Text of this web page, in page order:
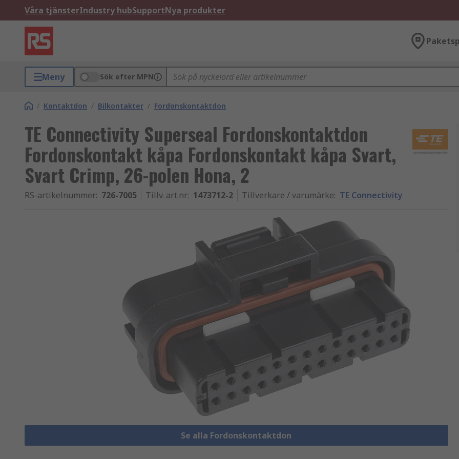
Våra tjänsterIndustry hubSupportNya produkter
Meny Sök efter MPN
/ Kontaktdon / Bilkontakter / Fordonskontaktdon
TE Connectivity Superseal Fordonskontaktdon
Fordonskontakt kåpa Fordonskontakt kåpa Svart,
Svart Crimp, 26-polen Hona, 2
RS-artikelnummer: 726-7005 Tillv. art.nr: 1473712-2 Tillverkare / varumärke: TE Connectivity
Se alla Fordonskontaktdon